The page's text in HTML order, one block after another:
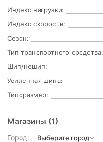
Индекс нагрузки:
Индекс скорости:
Сезон:
Тип транспортного средства:
Шип/нешип:
Усиленная шина:
Типоразмер:
Магазины (1)
Город: